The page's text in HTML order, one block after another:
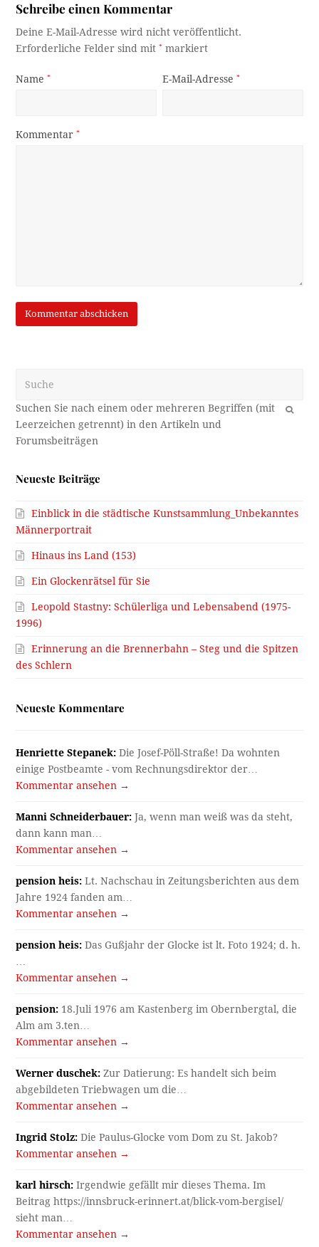
Schreibe einen Kommentar
Deine E-Mail-Adresse wird nicht veröffentlicht.
Erforderliche Felder sind mit* markiert
Name* E-Mail-Adresse*
Kommentar*
OK
Neueste Beiträge
Einblick in die städtische Kunstsammlung_Unbekanntes
Männerportrait
Hinaus ins Land (153)
Ein Glockenrätsel für Sie
Leopold Stastny: Schülerliga und Lebensabend (1975-
1996)
Erinnerung an die Brennerbahn – Steg und die Spitzen
des Schlern
Neueste Kommentare
Henriette Stepanek: Die Josef-Pöll-Straße! Da wohnten
einige Postbeamte - vom Rechnungsdirektor der…
Kommentar ansehen →
Manni Schneiderbauer: Ja, wenn man weiß was da steht,
dann kann man…
Kommentar ansehen →
pension heis: Lt. Nachschau in Zeitungsberichten aus dem
Jahre 1924 fanden am…
Kommentar ansehen →
pension heis: Das Gußjahr der Glocke ist lt. Foto 1924; d. h.
…
Kommentar ansehen →
pension: 18.Juli 1976 am Kastenberg im Obernbergtal, die
Alm am 3.ten…
Kommentar ansehen →
Werner duschek: Zur Datierung: Es handelt sich beim
abgebildeten Triebwagen um die…
Kommentar ansehen →
Ingrid Stolz: Die Paulus-Glocke vom Dom zu St. Jakob?
Kommentar ansehen →
karl hirsch: Irgendwie gefällt mir dieses Thema. Im
Beitrag https://innsbruck-erinnert.at/blick-vom-bergisel/
sieht man…
Kommentar ansehen →